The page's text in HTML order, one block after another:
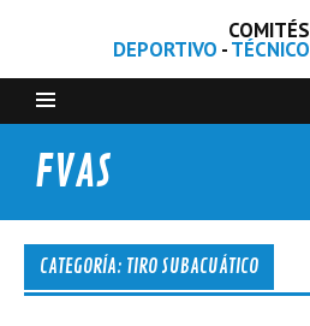
COMITÉS
DEPORTIVO -TÉCNICO
FVAS
CATEGORÍA: TIRO SUBACUÁTICO